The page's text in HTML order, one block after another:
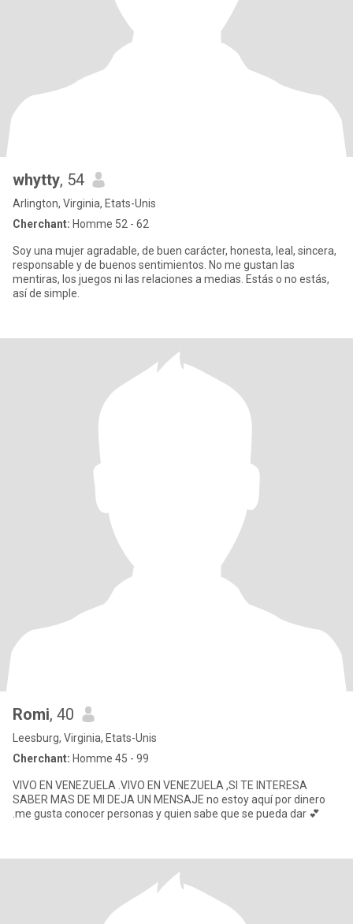
whytty, 54
Arlington, Virginia, Etats-Unis
Cherchant: Homme 52 - 62
Soy una mujer agradable, de buen carácter, honesta, leal, sincera,
responsable y de buenos sentimientos. No me gustan las
mentiras, los juegos ni las relaciones a medias. Estás o no estás,
así de simple.
Romi, 40
Leesburg, Virginia, Etats-Unis
Cherchant: Homme 45 - 99
VIVO EN VENEZUELA .VIVO EN VENEZUELA ,SI TE INTERESA
SABER MAS DE MI DEJA UN MENSAJE no estoy aquí por dinero
.me gusta conocer personas y quien sabe que se pueda dar 💕